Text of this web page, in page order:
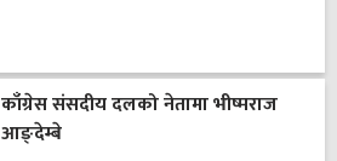
काँग्रेस संसदीय दलको नेतामा भीष्मराज
आङ्देम्बे